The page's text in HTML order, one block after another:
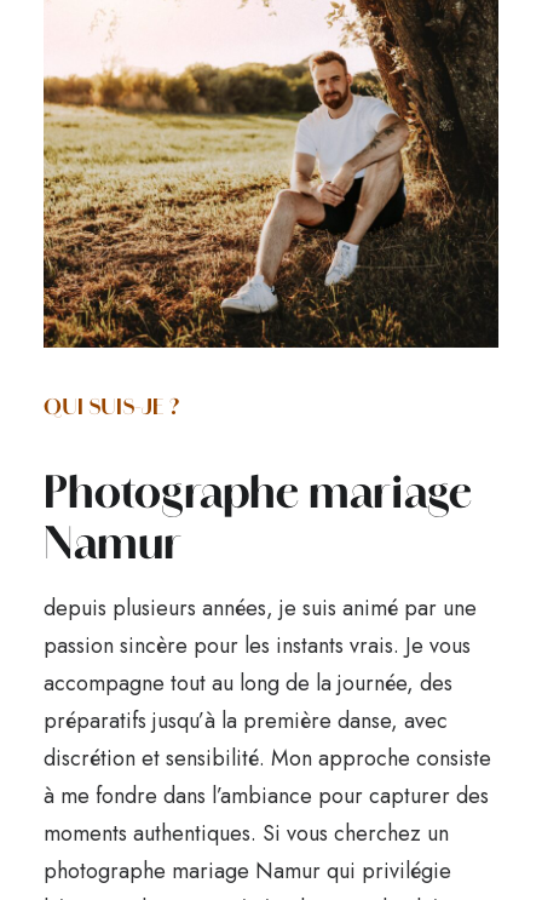
QUI SUIS-JE ?
Photographe mariage
Namur
depuis plusieurs années, je suis animé par une
passion sincère pour les instants vrais. Je vous
accompagne tout au long de la journée, des
préparatifs jusqu’à la première danse, avec
discrétion et sensibilité. Mon approche consiste
à me fondre dans l’ambiance pour capturer des
moments authentiques. Si vous cherchez un
photographe mariage Namur qui privilégie